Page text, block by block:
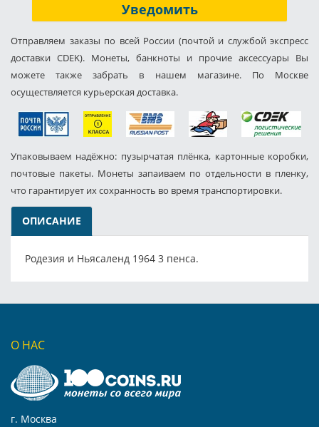
Уведомить
Отправляем заказы по всей России (почтой и службой экспресс
доставки CDEK). Монеты, банкноты и прочие аксессуары Вы
можете также забрать в нашем магазине. По Москве
осуществляется курьерская доставка.
Упаковываем надёжно: пузырчатая плёнка, картонные коробки,
почтовые пакеты. Монеты запаиваем по отдельности в пленку,
что гарантирует их сохранность во время транспортировки.
ОПИСАНИЕ
Родезия и Ньясаленд 1964 3 пенса.
О НАС
г. Москва